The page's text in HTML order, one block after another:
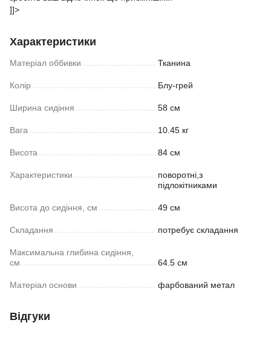
]]>
Характеристики
Матеріал оббивки Тканина
Колір Блу-грей
Ширина сидіння 58 см
Вага 10.45 кг
Висота 84 см
Характеристики
поворотні,з
підлокітниками
Висота до сидіння, см 49 см
Складання потребує складання
Максимальна глибина сидіння,
см
64.5 см
Матеріал основи фарбований метал
Відгуки